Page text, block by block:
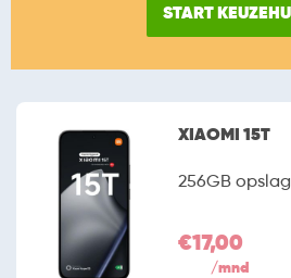
START
XIAOMI 15T
256GB
€17,00
/mnd